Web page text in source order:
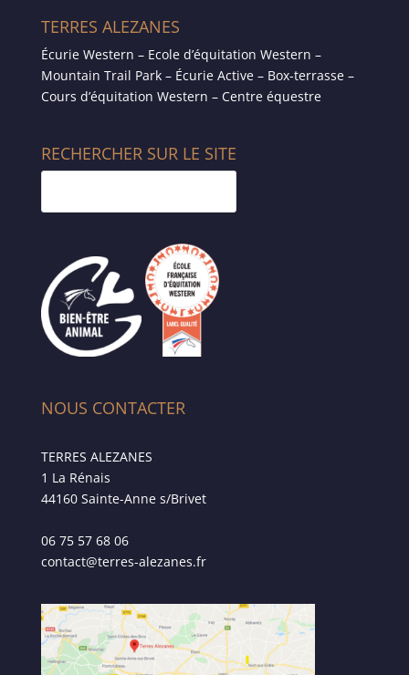
TERRES ALEZANES
Écurie Western – Ecole d’équitation Western –
Mountain Trail Park – Écurie Active – Box-terrasse –
Cours d’équitation Western – Centre équestre
RECHERCHER SUR LE SITE
NOUS CONTACTER
TERRES ALEZANES
1 La Rénais
44160 Sainte-Anne s/Brivet
06 75 57 68 06
contact@terres-alezanes.fr